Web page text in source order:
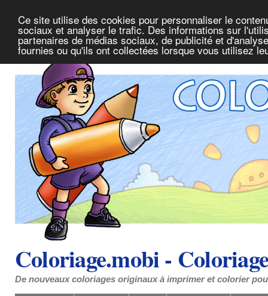
Ce site utilise des cookies pour personnaliser le
sociaux et analyser le trafic. Des informations sur
partenaires de médias sociaux, de publicité et
fournies ou qu'ils ont collectées lorsque vous utilisez
Coloriage.mobi -
De nouveaux coloriages originaux à imprimer et colorier